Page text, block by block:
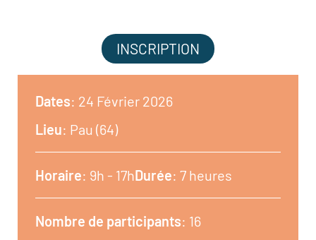
INSCRIPTION
Dates: 24 Février 2026
Lieu: Pau (64)
Horaire: 9h - 17hDurée: 7 heures
Nombre de participants: 16